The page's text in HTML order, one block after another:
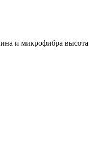
и микрофибра высота